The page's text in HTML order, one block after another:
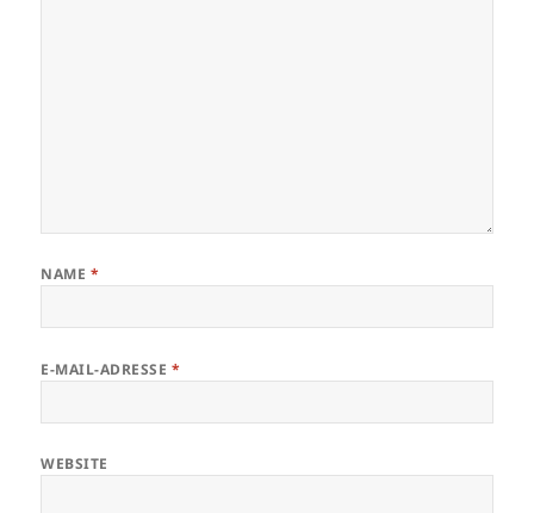
NAME *
E-MAIL-ADRESSE *
WEBSITE